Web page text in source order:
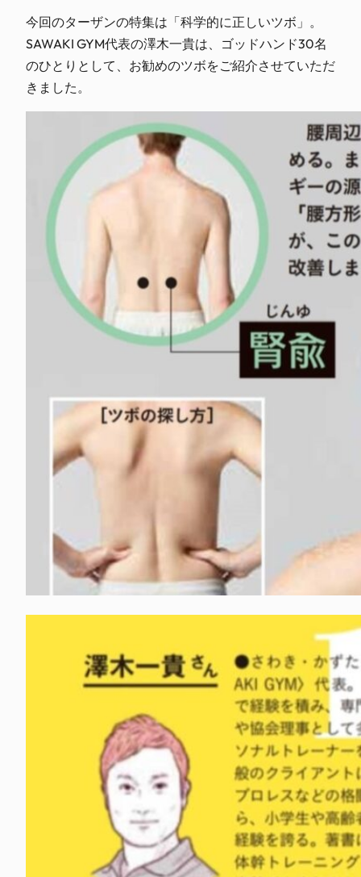
今回のターザンの特集は「科学的に正しいツボ」。
SAWAKI GYM代表の澤木一貴は、ゴッドハンド30名
のひとりとして、お勧めのツボをご紹介させていただ
きました。